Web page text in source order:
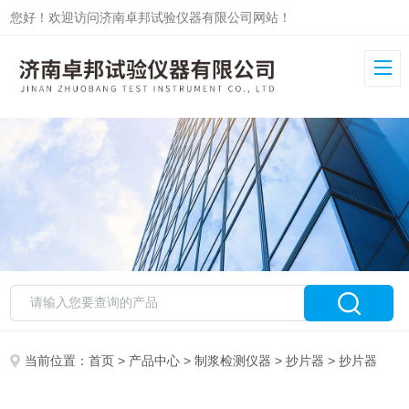
您好！欢迎访问济南卓邦试验仪器有限公司网站！
当前位置：首页 > 产品中心 >制浆检测仪器 >抄片器 > 抄片器